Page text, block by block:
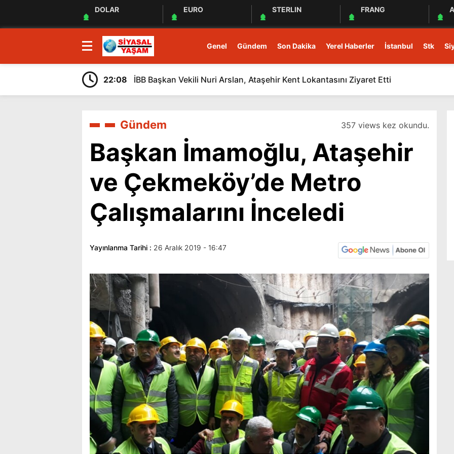
DOLAR EURO STERLIN FRANG
Genel Gündem Son Dakika Yerel Haberler İstanbul Stk
22:08 İBB Başkan Vekili Nuri Arslan, Ataşehir Kent Lokantasını Ziyaret Etti
Gündem 357 views kez okundu.
Başkan İmamoğlu, Ataşehir
ve Çekmeköy’de Metro
Çalışmalarını İnceledi
Yayınlanma Tarihi : 26 Aralık 2019 - 16:47